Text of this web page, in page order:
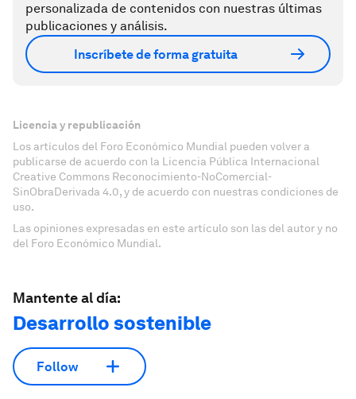
personalizada de contenidos con nuestras últimas
publicaciones y análisis.
Inscríbete de forma gratuita
Licencia y republicación
Los artículos del Foro Económico Mundial pueden volver a
publicarse de acuerdo con la Licencia Pública Internacional
Creative Commons Reconocimiento-NoComercial-
SinObraDerivada 4.0, y de acuerdo con nuestras condiciones de
uso.
Las opiniones expresadas en este artículo son las del autor y no
del Foro Económico Mundial.
Mantente al día:
Desarrollo sostenible
Follow